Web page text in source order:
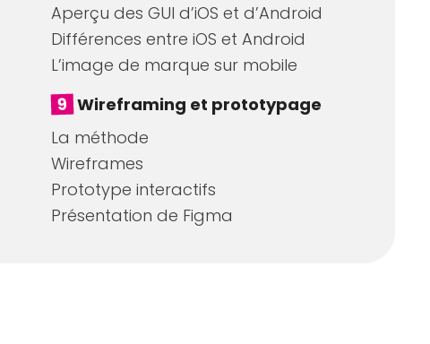
Aperçu des GUI d’iOS et d’Android
Différences entre iOS et Android
L’image de marque sur mobile
9 Wireframing et prototypage
La méthode
Wireframes
Prototype interactifs
Présentation de Figma